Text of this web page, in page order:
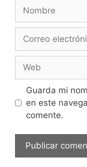
electrónico
Guarda mi
en este
comente.